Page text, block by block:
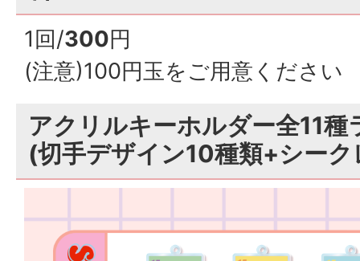
1回/300円
(注意)100円玉をご用意ください
アクリルキーホルダー全11種
(切手デザイン10種類+シー